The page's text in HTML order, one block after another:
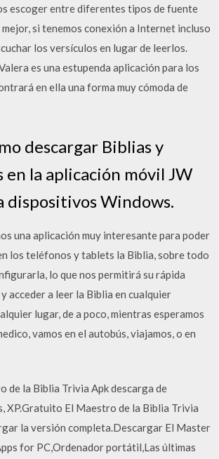
escoger entre diferentes tipos de fuente
mejor, si tenemos conexión a Internet incluso
los versículos en lugar de leerlos.
es una estupenda aplicación para los
en ella una forma muy cómoda de
descargar Biblias y
en la aplicación móvil JW
dispositivos Windows.
una aplicación muy interesante para poder
los teléfonos y tablets la Biblia, sobre todo
lo que nos permitirá su rápida
acceder a leer la Biblia en cualquier
lugar, de a poco, mientras esperamos
vamos en el autobús, viajamos, o en
de la Biblia Trivia Apk descarga de
XP.Gratuito El Maestro de la Biblia Trivia
la versión completa.Descargar El Master
for PC,Ordenador portátil,Las últimas